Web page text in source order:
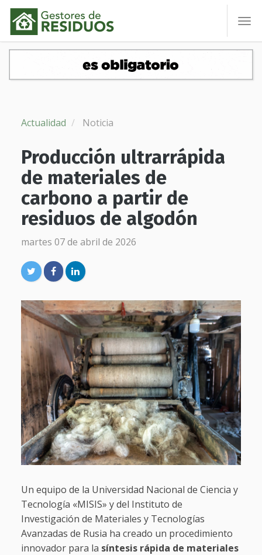
Actualidad Noticia
Producción ultrarrápida
de materiales de
carbono a partir de
residuos de algodón
martes 07 de abril de 2026
Un equipo de la Universidad Nacional de Ciencia y
Tecnología «MISIS» y del Instituto de
Investigación de Materiales y Tecnologías
Avanzadas de Rusia ha creado un procedimiento
innovador para la síntesis rápida de materiales